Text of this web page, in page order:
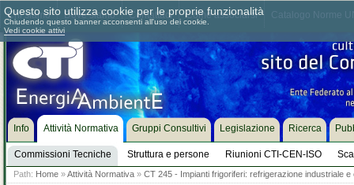
Chi siamo Dove siamo Contattaci Come associarsi
Info Attività Normativa
Commissioni Tecniche Struttura e persone Riunioni CTI-CEN-ISO
Gruppi Consultivi Legislazione Ricerca
Path: Home »Attività Normativa » CT 245 - Impianti frigoriferi: refrigerazione industriale e
Questo sito utilizza cookie per le proprie funzionalità
Chiudendo questo banner acconsenti all'uso dei cookie.
Vedi cookie attivi